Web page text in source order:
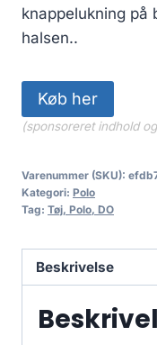
knappelukning på
halsen..
Køb her
(sponsoreret indhold
Varenummer (SKU):
Kategori: Polo
Tag: Tøj, Polo, DO
Beskrivelse